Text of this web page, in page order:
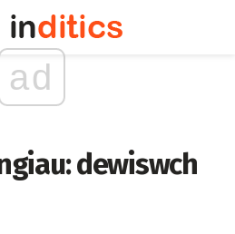
ad
dewiswch